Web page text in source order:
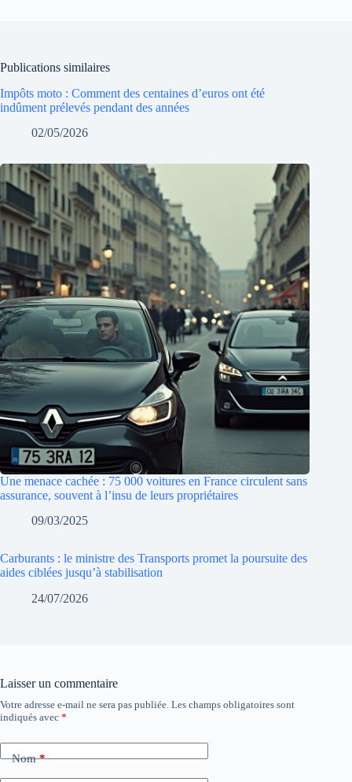
Publications similaires
Impôts moto : Comment des centaines d’euros ont été
indûment prélevés pendant des années
02/05/2026
Une menace cachée : 75 000 voitures en France circulent sans
assurance, souvent à l’insu de leurs propriétaires
09/03/2025
Carburants : le ministre des Transports promet la poursuite des
aides ciblées jusqu’à stabilisation
24/07/2026
Laisser un commentaire
Votre adresse e-mail ne sera pas publiée. Les champs obligatoires sont
indiqués avec *
Nom*